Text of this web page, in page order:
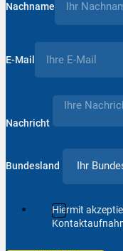
Nachname
E-Mail
Nachricht
Bundesland
Hiermit